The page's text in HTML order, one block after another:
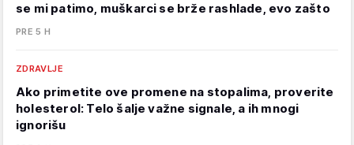
se mi patimo, muškarci se brže rashlade, evo zašto
PRE 5 H
ZDRAVLJE
Ako primetite ove promene na stopalima, proverite
holesterol: Telo šalje važne signale, a ih mnogi
ignorišu